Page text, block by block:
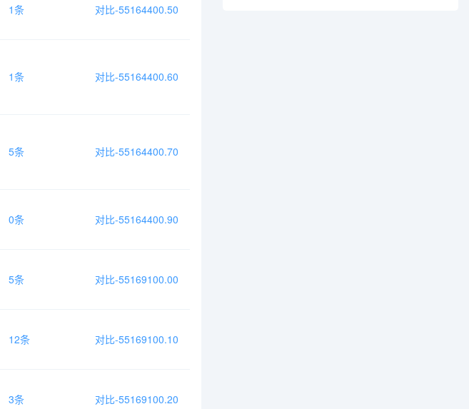
1条 对比-55164400.50
1条 对比-55164400.60
5条 对比-55164400.70
0条 对比-55164400.90
5条 对比-55169100.00
12条 对比-55169100.10
3条 对比-55169100.20